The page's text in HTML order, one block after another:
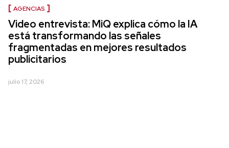
AGENCIAS
Video entrevista: MiQ explica cómo la IA
está transformando las señales
fragmentadas en mejores resultados
publicitarios
julio 17, 2026